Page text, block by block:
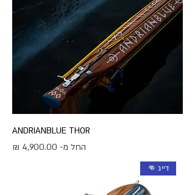
ANDRIANBLUE THOR
החל מ-
מחיר מבצע
דייג 👊